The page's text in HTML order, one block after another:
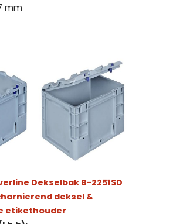
mm
Dekselbak B-2251SD
deksel &
etikethouder